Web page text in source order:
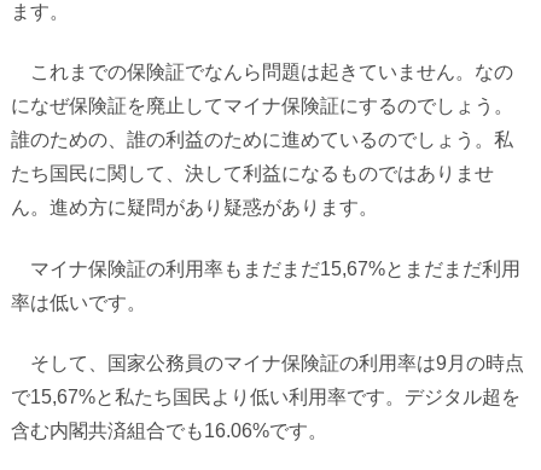
ます。
これまでの保険証でなんら問題は起きていません。なの
になぜ保険証を廃止してマイナ保険証にするのでしょう。
誰のための、誰の利益のために進めているのでしょう。私
たち国民に関して、決して利益になるものではありませ
ん。進め方に疑問があり疑惑があります。
マイナ保険証の利用率もまだまだ15,67%とまだまだ利用
率は低いです。
そして、国家公務員のマイナ保険証の利用率は9 月の時点
で15,67%と私たち国民より低い利用率です。デジタル超を
含む内閣共済組合でも16.06%です。